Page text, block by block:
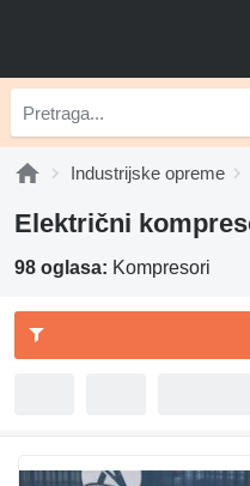
Industrijske opreme
Električni
98 oglasa: Kompresori